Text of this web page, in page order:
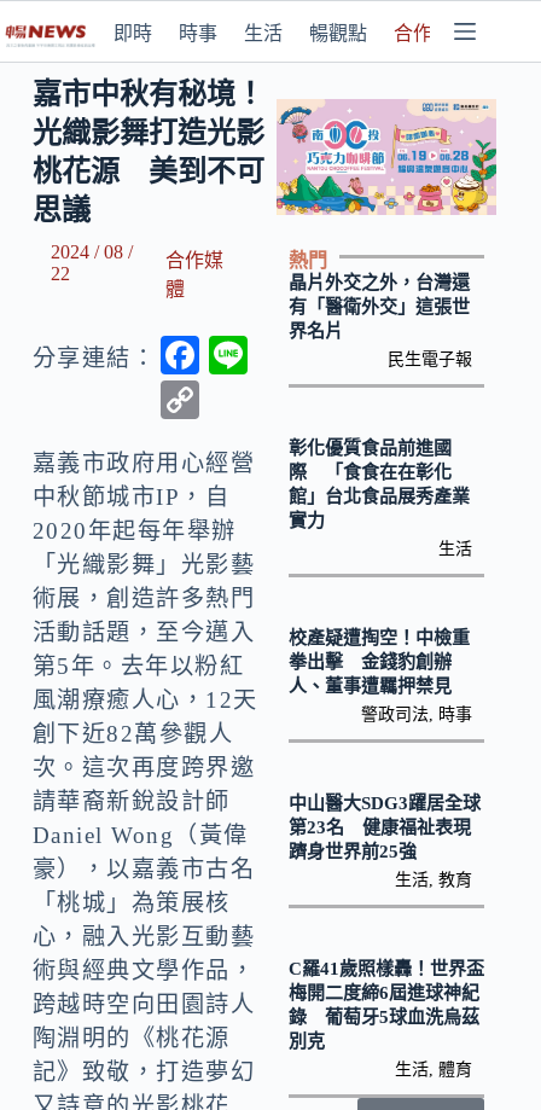
即時 時事 生活 暢觀點 合作媒體
嘉市中秋有秘境！
光織影舞打造光影
桃花源 美到不可
思議
2024 / 08 /
22
合作媒
體
分享連結：
F
b
o
o
k
p
y
Li
n
k
嘉義市政府用心經營
中秋節城市IP，自
2020年起每年舉辦
「光織影舞」光影藝
術展，創造許多熱門
活動話題，至今邁入
第5年。去年以粉紅
風潮療癒人心，12天
創下近82萬參觀人
次。這次再度跨界邀
請華裔新銳設計師
Daniel Wong（黃偉
豪），以嘉義市古名
「桃城」為策展核
心，融入光影互動藝
術與經典文學作品，
跨越時空向田園詩人
陶淵明的《桃花源
記》致敬，打造夢幻
熱門
晶片外交之外，台灣還
有「醫衛外交」這張世
界名片
民生電子報
彰化優質食品前進國
際 「食食在在彰化
館」台北食品展秀產業
實力
生活
校產疑遭掏空！中檢重
拳出擊 金錢豹創辦
人、董事遭羈押禁見
警政司法 時事
中山醫大SDG3躍居全球
第23名 健康福祉表現
躋身世界前25強
生活 ,教育
C羅41歲照樣轟！世界盃
梅開二度締6屆進球神紀
錄 葡萄牙5球血洗烏茲
別克
生活 ,體育